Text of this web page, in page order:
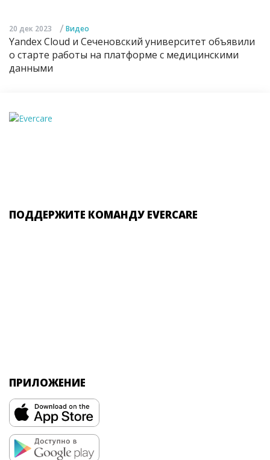
20 дек 2023 / Видео
Yandex Cloud и Сеченовский университет объявили
о старте работы на платформе с медицинскими
данными
ПОДДЕРЖИТЕ КОМАНДУ EVERCARE
ПРИЛОЖЕНИЕ